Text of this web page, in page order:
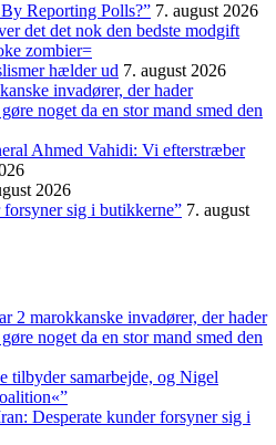
Reporting Polls?” 7. august 2026
det det nok den bedste modgift
zombier=
hælder ud 7. august 2026
invadører, der hader
noget da en stor mand smed den
Ahmed Vahidi: Vi efterstræber
2026
sig i butikkerne” 7. august
2 marokkanske invadører, der hader
noget da en stor mand smed den
tilbyder samarbejde, og Nigel
Desperate kunder forsyner sig i